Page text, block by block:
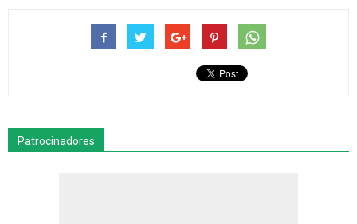
Patrocinadores